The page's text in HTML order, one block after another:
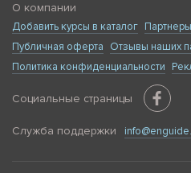
О компании
Добавить курсы в каталог Партнеры
Публичная оферта
Отзывы наших
Политика конфиденциальности
Социальные страницы
Служба поддержки